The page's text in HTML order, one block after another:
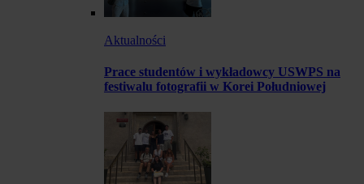
Aktualności
Prace studentów i wykładowcy USWPS na
festiwalu fotografii w Korei Południowej